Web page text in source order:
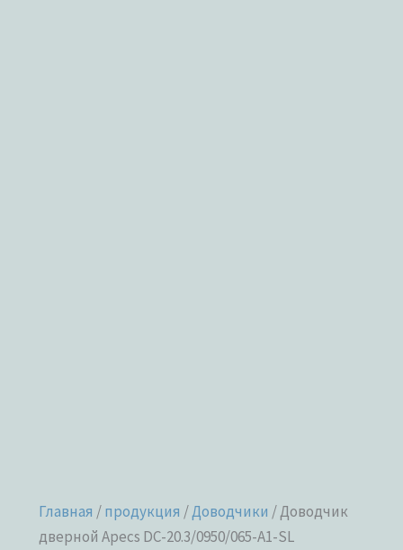
Главная /продукция /Доводчики / Доводчик
дверной Apecs DC-20.3/0950/065-A1-SL